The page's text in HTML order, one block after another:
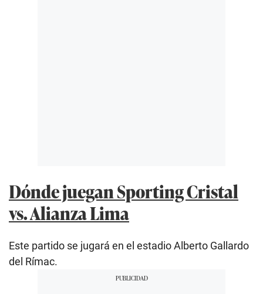
Dónde juegan Sporting Cristal
vs. Alianza Lima
Este partido se jugará en el estadio Alberto Gallardo
del Rímac.